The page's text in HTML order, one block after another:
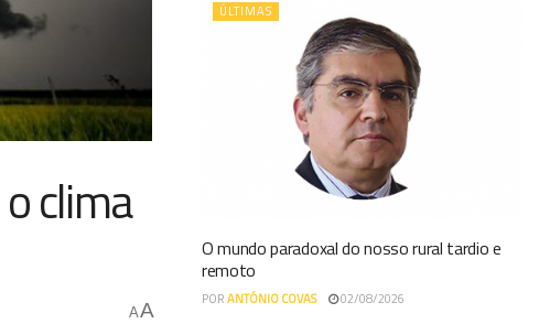
clima
AA
ÚLTIMAS
O mundo paradoxal do nosso rural tardio e
remoto
PORANTÓNIO COVAS 02/08/2026